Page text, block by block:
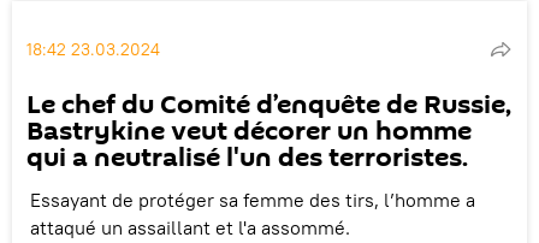
18:42 23.03.2024
Le chef du Comité d’enquête de Russie,
Bastrykine veut décorer un homme
qui a neutralisé l'un des terroristes.
Essayant de protéger sa femme des tirs, l’homme a
attaqué un assaillant et l'a assommé.